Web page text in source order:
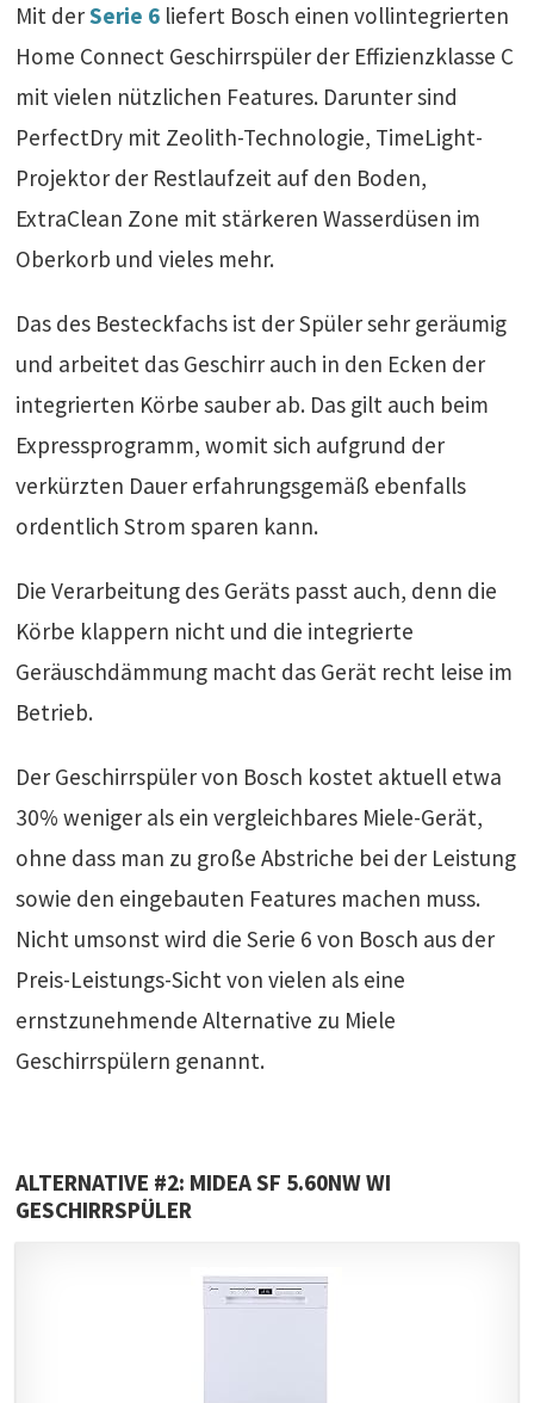
Mit derSerie 6 liefert Bosch einen vollintegrierten
Home Connect Geschirrspüler der Effizienzklasse C
mit vielen nützlichen Features. Darunter sind
PerfectDry mit Zeolith-Technologie, TimeLight-
Projektor der Restlaufzeit auf den Boden,
ExtraClean Zone mit stärkeren Wasserdüsen im
Oberkorb und vieles mehr.
Das des Besteckfachs ist der Spüler sehr geräumig
und arbeitet das Geschirr auch in den Ecken der
integrierten Körbe sauber ab. Das gilt auch beim
Expressprogramm, womit sich aufgrund der
verkürzten Dauer erfahrungsgemäß ebenfalls
ordentlich Strom sparen kann.
Die Verarbeitung des Geräts passt auch, denn die
Körbe klappern nicht und die integrierte
Geräuschdämmung macht das Gerät recht leise im
Betrieb.
Der Geschirrspüler von Bosch kostet aktuell etwa
30% weniger als ein vergleichbares Miele-Gerät,
ohne dass man zu große Abstriche bei der Leistung
sowie den eingebauten Features machen muss.
Nicht umsonst wird die Serie 6 von Bosch aus der
Preis-Leistungs-Sicht von vielen als eine
ernstzunehmende Alternative zu Miele
Geschirrspülern genannt.
ALTERNATIVE #2: MIDEA SF 5.60NW WI
GESCHIRRSPÜLER